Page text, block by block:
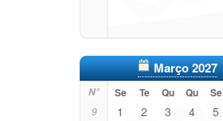
Março 2027
N° Se Te Qu Qu Se
9 1 2 3 4 5